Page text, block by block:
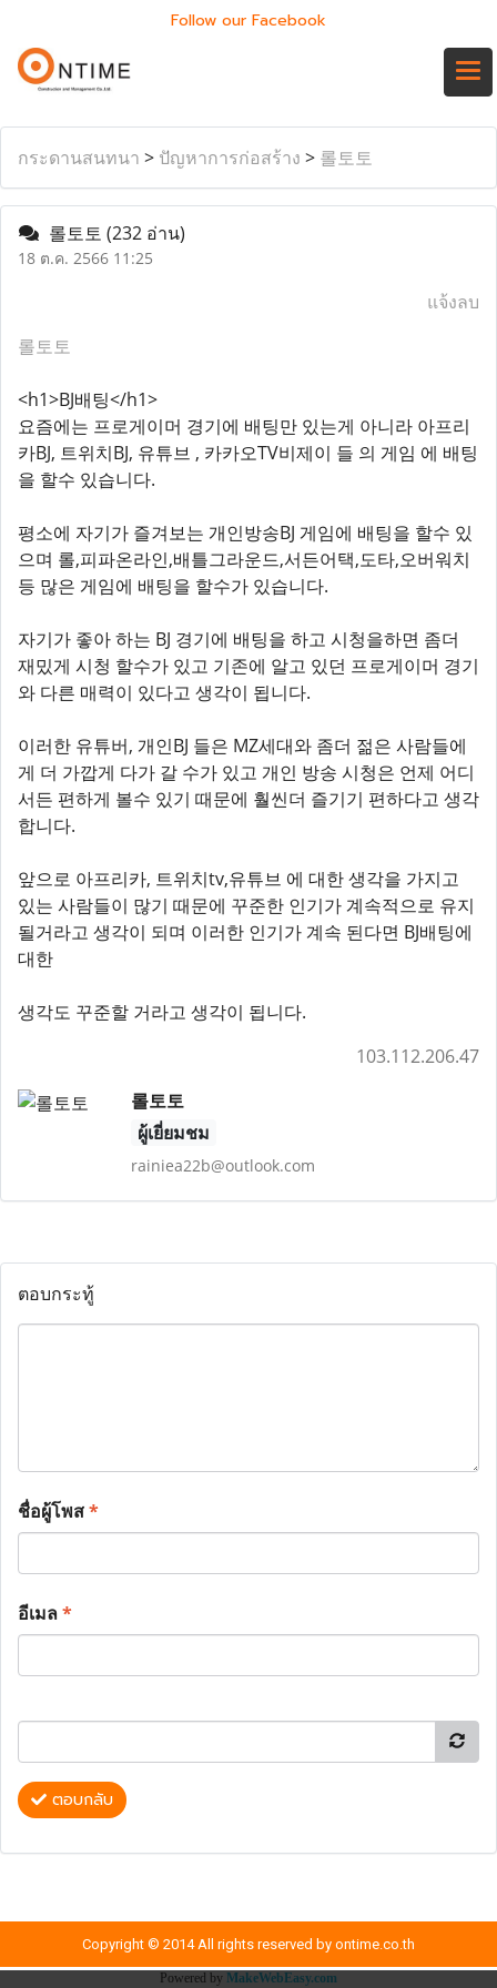
Follow our Facebook
กระดานสนทนา > ปัญหาการก่อสร้าง > 롤토토
롤토토 (232 อ่าน)
18 ต.ค. 2566 11:25
แจ้งลบ
롤토토
<h1>BJ배팅</h1>
요즘에는 프로게이머 경기에 배팅만 있는게 아니라 아프리
카BJ, 트위치BJ, 유튜브 , 카카오TV비제이 들 의 게임 에 배팅
을 할수 있습니다.
평소에 자기가 즐겨보는 개인방송BJ 게임에 배팅을 할수 있
으며 롤,피파온라인,배틀그라운드,서든어택,도타,오버워치
등 많은 게임에 배팅을 할수가 있습니다.
자기가 좋아 하는 BJ 경기에 배팅을 하고 시청을하면 좀더
재밌게 시청 할수가 있고 기존에 알고 있던 프로게이머 경기
와 다른 매력이 있다고 생각이 됩니다.
이러한 유튜버, 개인BJ 들은 MZ세대와 좀더 젊은 사람들에
게 더 가깝게 다가 갈 수가 있고 개인 방송 시청은 언제 어디
서든 편하게 볼수 있기 때문에 훨씬더 즐기기 편하다고 생각
합니다.
앞으로 아프리카, 트위치tv,유튜브 에 대한 생각을 가지고
있는 사람들이 많기 때문에 꾸준한 인기가 계속적으로 유지
될거라고 생각이 되며 이러한 인기가 계속 된다면 BJ배팅에
대한
생각도 꾸준할 거라고 생각이 됩니다.
103.112.206.47
롤토토
ผู้เยี่ยมชม
rainiea22b@outlook.com
ตอบกระทู้
ชื่อผู้โพส*
อีเมล*
ตอบกลับ
Copyright © 2014 All rights reserved by ontime.co.th
Powered by MakeWebEasy.com